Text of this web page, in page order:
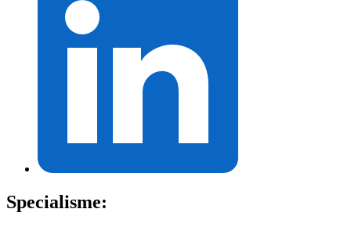
Specialisme: